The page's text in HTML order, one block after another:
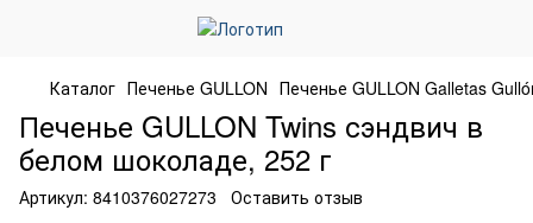
Каталог Печенье GULLON Печенье GULLON Galletas
Печенье GULLON Twins сэндвич в
белом шоколаде, 252 г
Артикул: 8410376027273 Оставить отзыв